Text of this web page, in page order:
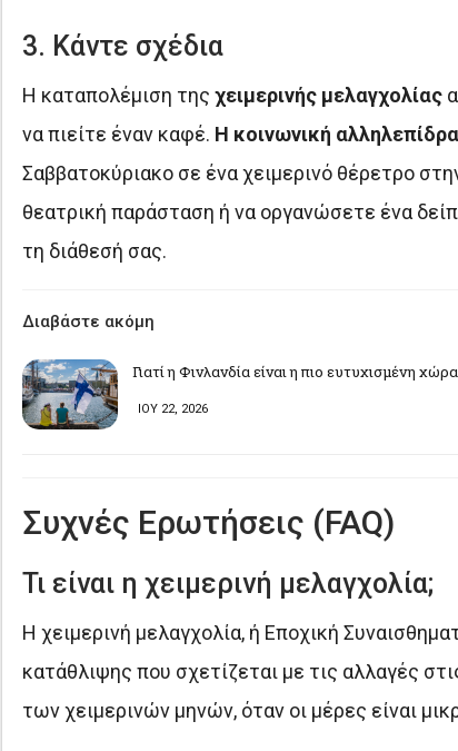
3. Κάντε σχέδια
Η καταπολέμιση της χειμερινής μελαγχολίας
να πιείτε έναν καφέ. Η κοινωνική
Σαββατοκύριακο σε ένα χειμερινό θέρετρο
θεατρική παράσταση ή να οργανώσετε ένα
τη διάθεσή σας.
Διαβάστε ακόμη
Γιατί η Φινλανδία είναι η πιο ευτυχισμένη
ΙΟΥ 22, 2026
Συχνές Ερωτήσεις (FAQ)
Τι είναι η χειμερινή μελαγχολία;
Η χειμερινή μελαγχολία, ή Εποχική
κατάθλιψης που σχετίζεται με τις αλλαγές
των χειμερινών μηνών, όταν οι μέρες είναι